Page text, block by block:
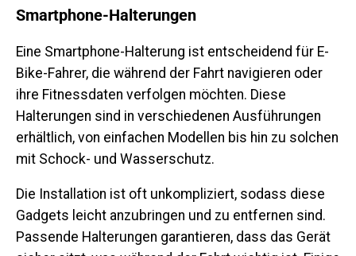
Smartphone-Halterungen
Eine Smartphone-Halterung ist entscheidend für E-
Bike-Fahrer, die während der Fahrt navigieren oder
ihre Fitnessdaten verfolgen möchten. Diese
Halterungen sind in verschiedenen Ausführungen
erhältlich, von einfachen Modellen bis hin zu solchen
mit Schock- und Wasserschutz.
Die Installation ist oft unkompliziert, sodass diese
Gadgets leicht anzubringen und zu entfernen sind.
Passende Halterungen garantieren, dass das Gerät